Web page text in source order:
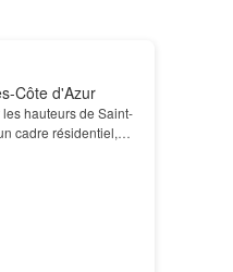
Côte d'Azur
hauteurs de Saint-
cadre résidentiel,